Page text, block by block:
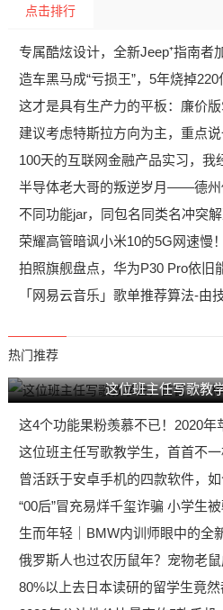
点击排行
专属酷炫设计，全新Jeep⁺指南者
造车黑马成“亏损王”，5年烧掉220
这才是具有生产力的平板：廉价
建议考虑特斯拉方向为主，重点
100天的互联网金融产品实习，我
半导体老大哥的叛逆岁月——德州
不同功能jar，同包名同类名冲突
荣耀高管暗讽小米10的5G网速慢
拍照旗舰盘点，华为P30 Pro依旧
「网易云音乐」歌单推荐算法-由
热门推荐
这位班主任写歌教
这4个功能果粉羡慕不已！2020年
这位班主任写歌教学生，首首不
曾活跃于安卓手机的四款软件，
“00后”冒充易烊千玺诈骗 小学生
生而年轻｜BMW内训师眼中的全
俄罗斯人也过农历鼠年？宠物老
80%以上去日本读研的留学生竟